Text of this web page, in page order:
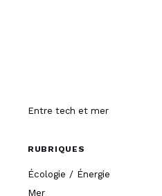
Entre tech et mer
RUBRIQUES
Écologie / Énergie
Mer